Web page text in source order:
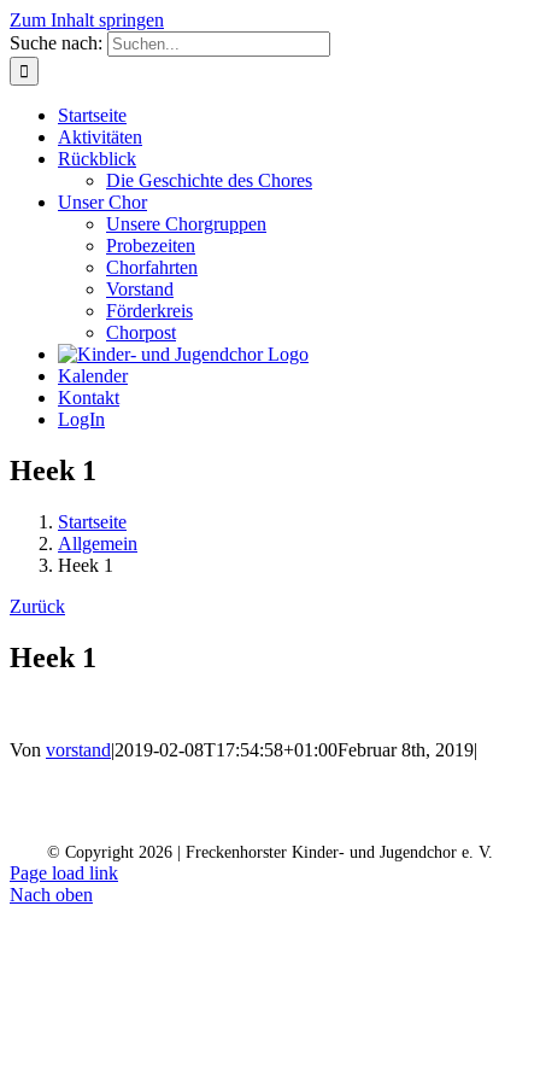
Zum Inhalt springen
Suche nach:
Startseite
Aktivitäten
Rückblick
Die Geschichte des Chores
Unser Chor
Unsere Chorgruppen
Probezeiten
Chorfahrten
Vorstand
Förderkreis
Chorpost
Kalender
Kontakt
LogIn
Heek 1
Startseite
Allgemein
Heek 1
Zurück
Heek 1
Von vorstand|2019-02-08T17:54:58+01:00Februar 8th, 2019|
© Copyright 2026 | Freckenhorster Kinder- und Jugendchor e. V.
Page load link
Nach oben